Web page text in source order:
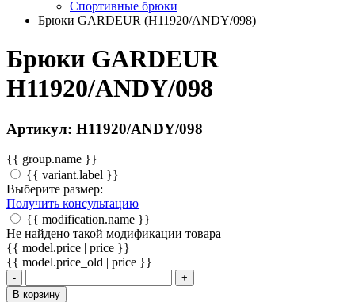
Спортивные брюки
Брюки GARDEUR (H11920/ANDY/098)
Брюки GARDEUR
H11920/ANDY/098
Артикул: H11920/ANDY/098
{{ group.name }}
{{ variant.label }}
Выберите размер:
Получить консультацию
{{ modification.name }}
Не найдено такой модификации товара
{{ model.price | price }}
{{ model.price_old | price }}
-
+
В корзину